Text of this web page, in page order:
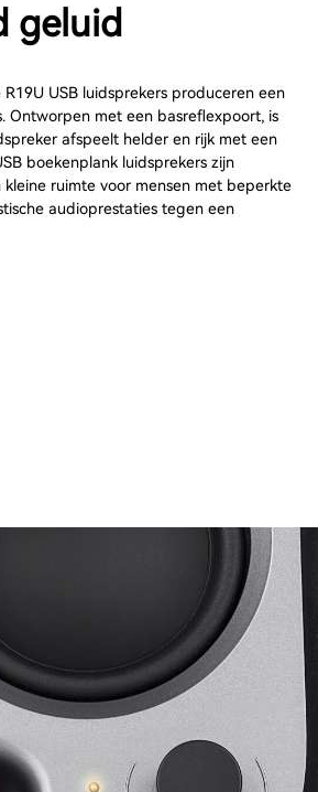
geluid
USB luidsprekers produceren een
Ontworpen met een basreflexpoort, is
afspeelt helder en rijk met een
boekenplank luidsprekers zijn
ruimte voor mensen met beperkte
audioprestaties tegen een